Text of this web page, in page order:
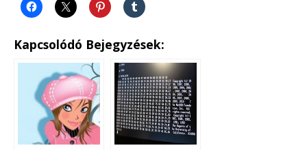
Kapcsolódó Bejegyzések: